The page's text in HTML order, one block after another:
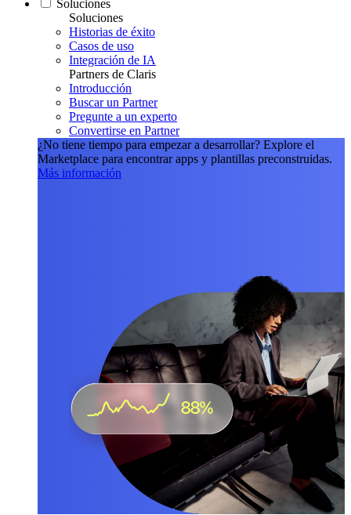
Soluciones
Soluciones
Historias de éxito
Casos de uso
Integración de IA
Partners de Claris
Introducción
Buscar un Partner
Pregunte a un experto
Convertirse en Partner
¿No tiene tiempo para empezar a desarrollar? Explore el
Marketplace para encontrar apps y plantillas preconstruidas.
Más información